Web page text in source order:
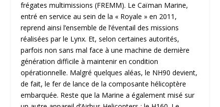
frégates multimissions (FREMM). Le Caïman Marine,
entré en service au sein de la « Royale » en 2011,
reprend ainsi l’ensemble de l’éventail des missions
réalisées par le Lynx. Et, selon certaines autorités,
parfois non sans mal face à une machine de dernière
génération difficile à maintenir en condition
opérationnelle. Malgré quelques aléas, le NH90 devient,
de fait, le fer de lance de la composante hélicoptère
embarquée. Reste que la Marine a également misé sur